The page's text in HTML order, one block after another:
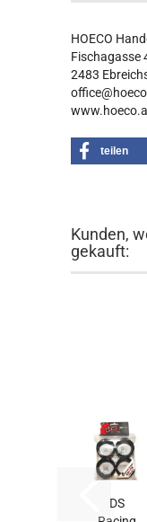
HOECO
Fischagasse
2483
teilen
Kunden,
gekauft:
DS